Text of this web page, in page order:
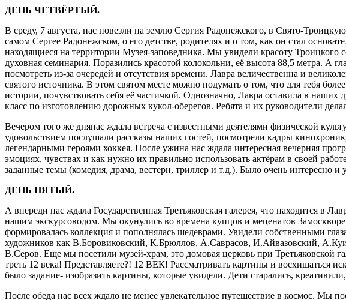
ДЕНЬ ЧЕТВЁРТЫЙ.
В среду, 7 августа, нас повезли на землю Сергия Радонежского, в Свято-
самом Сергее Радонежском, о его детстве, родителях и о том, как он стал
находящиеся на территории Музея-заповедника. Мы увидели красоту
духовная семинария. Поразились красотой колокольни, её высота 88,5 метра. А
посмотреть из-за очередей и отсутствия времени. Лавра величественна и
святого источника. В этом святом месте можно подумать о том, что для тебя
истории, почувствовать себя её частичкой. Однозначно, Лавра оставила в
класс по изготовлению дорожных кукол-оберегов. Ребята и их руководители
Вечером того же днянас ждала встреча с известными деятелями физической
удовольствием послушали рассказы наших гостей, посмотрели кадры
легендарными героями хоккея. После ужина нас ждала интересная вечерняя
эмоциях, чувствах и как нужно их правильно использовать актёрам в своей
заданные темы (комедия, драма, вестерн, триллер и т.д.). Было очень интересно и
ДЕНЬ ПЯТЫЙ.
А впереди нас ждала Государственная Третьяковская галерея, что находится в
нашим экскурсоводом. Мы окунулись во времена купцов и меценатов
формировалась коллекция и пополнялась шедеврами. Увидели собственными
художников как В.Боровиковский, К.Брюллов, А.Саврасов, И.Айвазовский,
В.Серов. Еще мы посетили музей-храм, это домовая церковь при Третьяковской
треть 12 века! Представляете?! 12 ВЕК! Рассматривать картины и восхищаться
было задание- изобразить картины, которые увидели. Дети старались,
После обеда нас всех ждало не менее увлекательное путешествие в космос.